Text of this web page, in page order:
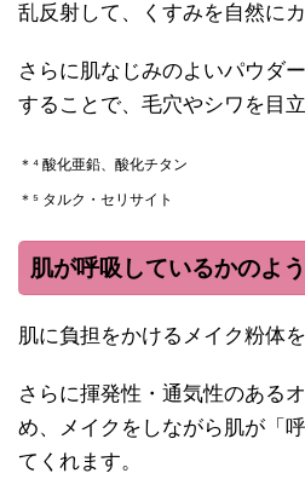
乱反射して、くすみを自然にカ
さらに肌なじみのよいパウダ
することで、毛穴やシワを目
＊⁴ 酸化亜鉛、酸化チタン
＊⁵ タルク・セリサイト
肌が呼吸しているかのよ
肌に負担をかけるメイク粉体を
さらに揮発性・通気性のある
め、メイクをしながら肌が「
てくれます。